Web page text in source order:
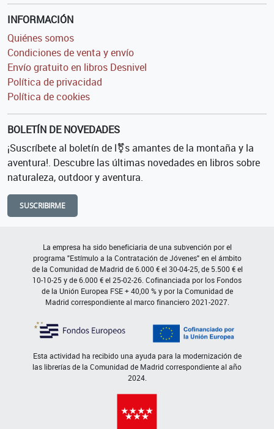
INFORMACIÓN
Quiénes somos
Condiciones de venta y envío
Envío gratuito en libros Desnivel
Política de privacidad
Política de cookies
BOLETÍN DE NOVEDADES
¡Suscríbete al boletín de l⚧s amantes de la montaña y la
aventura!. Descubre las últimas novedades en libros sobre
naturaleza, outdoor y aventura.
SUSCRIBIRME
La empresa ha sido beneficiaria de una subvención por el
programa "Estímulo a la Contratación de Jóvenes" en el ámbito
de la Comunidad de Madrid de 6.000 € el 30-04-25, de 5.500 € el
10-10-25 y de 6.000 € el 25-02-26. Cofinanciada por los Fondos
de la Unión Europea FSE + 40,00 % y por la Comunidad de
Madrid correspondiente al marco financiero 2021-2027.
Esta actividad ha recibido una ayuda para la modernización de
las librerías de la Comunidad de Madrid correspondiente al año
2024.